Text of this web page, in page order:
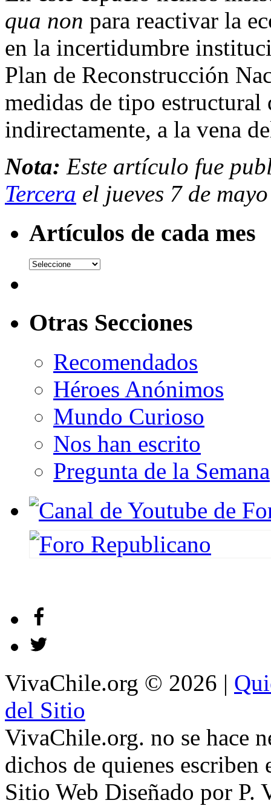
qua non para reactivar la
en la incertidumbre
Plan de Reconstrucción
medidas de tipo estructural
indirectamente, a la vena
Nota: Este artículo fue
Tercera el jueves 7 de
Artículos de cada mes
Otras Secciones
Recomendados
Héroes Anónimos
Mundo Curioso
Nos han escrito
Pregunta de la Semana
VivaChile.org © 2026 |
del Sitio
VivaChile.org. no se hace
dichos de quienes escriben
Sitio Web Diseñado por